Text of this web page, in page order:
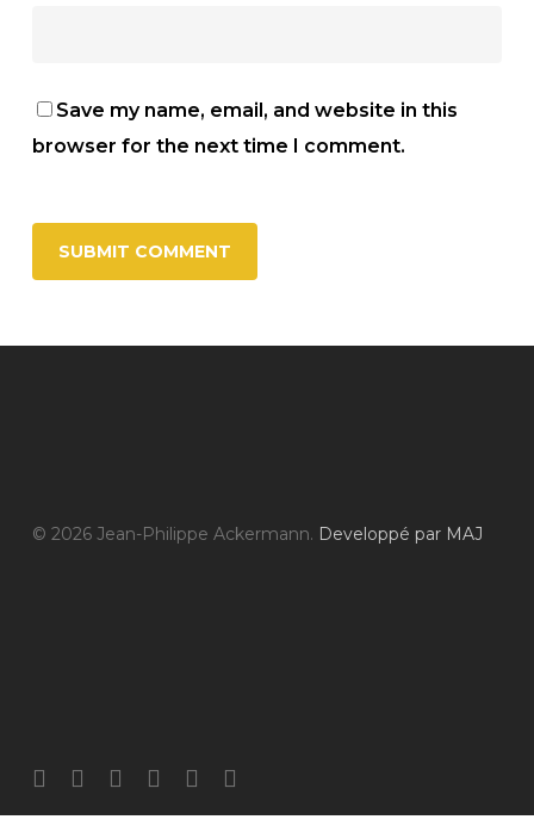
Save my name, email, and website in this
browser for the next time I comment.
© 2026 Jean-Philippe Ackermann. Developpé par MAJ
facebooklinkedinyoutubeinstagram
phoneemail